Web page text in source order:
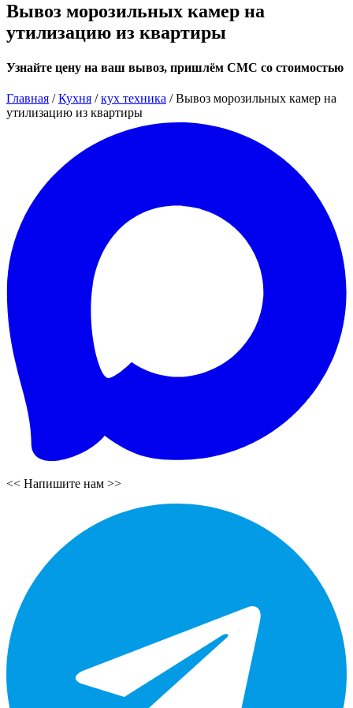
Вывоз морозильных камер на
утилизацию из квартиры
Узнайте цену на ваш вывоз, пришлём СМС со стоимостью
Главная / Кухня / кух техника /Вывоз морозильных камер на
утилизацию из квартиры
<< Напишите нам >>